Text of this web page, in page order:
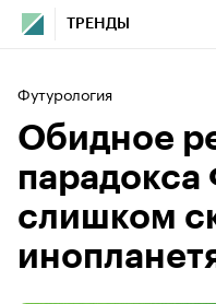
ТРЕНДЫ
Футурология
Обидное
слишком